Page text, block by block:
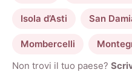
Isola d’Asti San
Mombercelli
Non trovi il tuo paese?